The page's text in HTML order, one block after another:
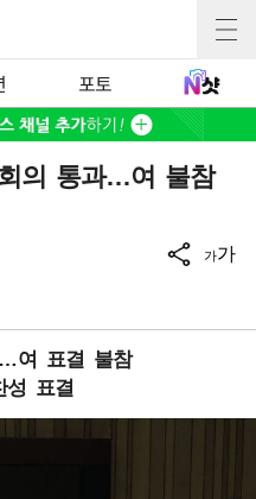
포토
의 통과…여 불참
가가
여 표결 불참
성 표결